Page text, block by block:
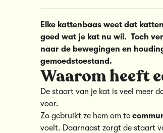
Elke kattenbaas weet dat
goed wat je kat nu wil. Toch
naar de bewegingen en
gemoedstoestand.
Waarom heeft
De staart van je kat is veel meer
voor.
Zo gebruikt ze hem om te
voelt. Daarnaast zorgt de staart